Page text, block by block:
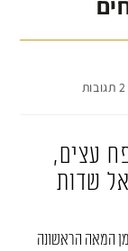
עצים,
שדות
מן המאה הראשונה